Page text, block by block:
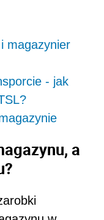
magazynier
- jak
a